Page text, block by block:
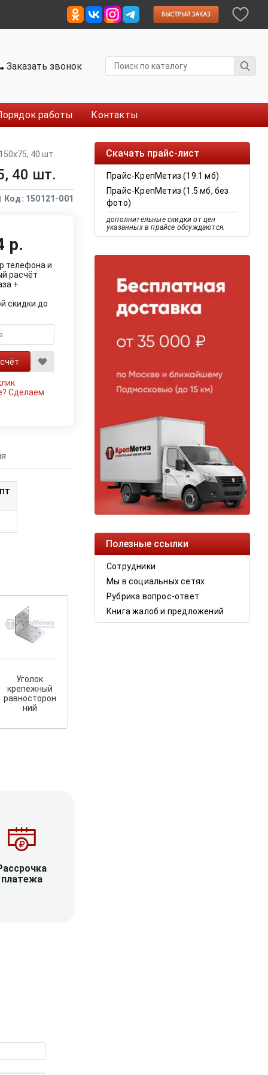
Заказать звонок
работы Контакты
Скачать прайс-лист
Прайс-КрепМетиз (19.1 мб)
Прайс-КрепМетиз (1.5 мб, без
фото)
дополнительные скидки от цен
указанных в прайсе обсуждаются.
Полезные ссылки
Сотрудники
Мы в социальных сетях
Рубрика вопрос-ответ
Книга жалоб и предложений
40 шт.
40 шт.
Код: 150121-001
р.
телефона и
расчёт
+
скидки до
Сделаем
Уголок
крепежный
равносторон
ний
платежа